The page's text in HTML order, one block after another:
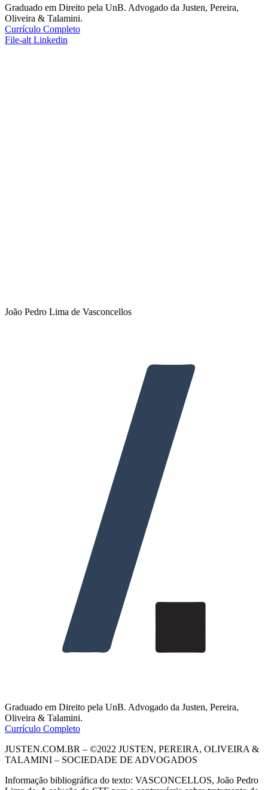
Graduado em Direito pela UnB. Advogado da Justen, Pereira,
Oliveira & Talamini.
Currículo Completo
File-alt Linkedin
João Pedro Lima de Vasconcellos
Graduado em Direito pela UnB. Advogado da Justen, Pereira,
Oliveira & Talamini.
Currículo Completo
JUSTEN.COM.BR – ©2022 JUSTEN, PEREIRA, OLIVEIRA &
TALAMINI – SOCIEDADE DE ADVOGADOS
Informação bibliográfica do texto: VASCONCELLOS, João Pedro